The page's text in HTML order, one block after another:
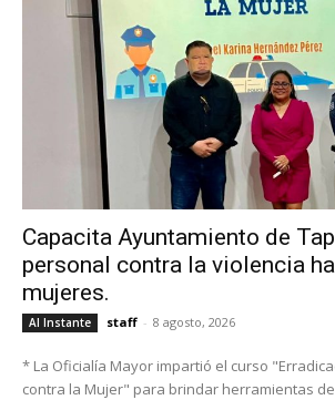
Capacita Ayuntamiento de
personal contra la violencia
mujeres.
Al Instante staff - 8 agosto, 2026
* La Oficialía Mayor impartió el curso
contra la Mujer" para brindar herramientas